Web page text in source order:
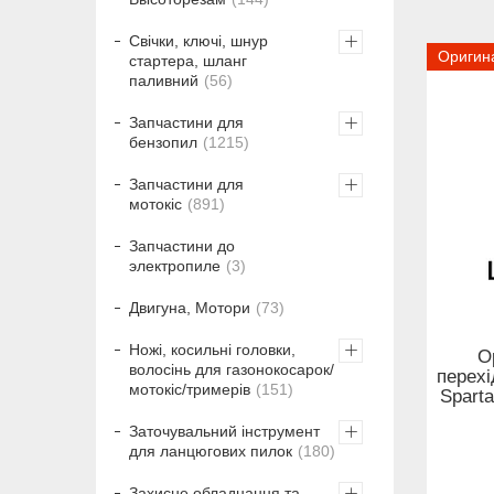
Свічки, ключі, шнур
стартера, шланг
паливний
56
Запчастини для
бензопил
1215
Запчастини для
мотокіс
891
Запчастини до
электропиле
3
Двигуна, Мотори 73
Ножі, косильні головки,
волосінь для газонокосарок/
мотокіс/тримерів
151
Заточувальний інструмент
для ланцюгових пилок
180